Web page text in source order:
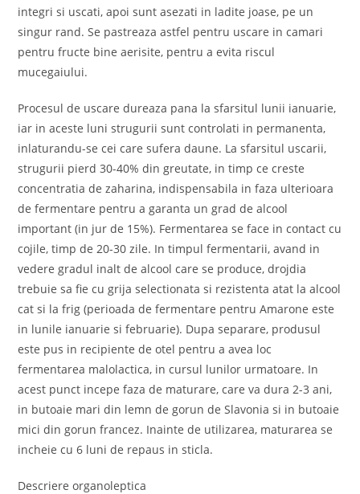
integri si uscati, apoi sunt asezati in ladite joase, pe un
singur rand. Se pastreaza astfel pentru uscare in camari
pentru fructe bine aerisite, pentru a evita riscul
mucegaiului.
Procesul de uscare dureaza pana la sfarsitul lunii ianuarie,
iar in aceste luni strugurii sunt controlati in permanenta,
inlaturandu-se cei care sufera daune. La sfarsitul uscarii,
strugurii pierd 30-40% din greutate, in timp ce creste
concentratia de zaharina, indispensabila in faza ulterioara
de fermentare pentru a garanta un grad de alcool
important (in jur de 15%). Fermentarea se face in contact cu
cojile, timp de 20-30 zile. In timpul fermentarii, avand in
vedere gradul inalt de alcool care se produce, drojdia
trebuie sa fie cu grija selectionata si rezistenta atat la alcool
cat si la frig (perioada de fermentare pentru Amarone este
in lunile ianuarie si februarie). Dupa separare, produsul
este pus in recipiente de otel pentru a avea loc
fermentarea malolactica, in cursul lunilor urmatoare. In
acest punct incepe faza de maturare, care va dura 2-3 ani,
in butoaie mari din lemn de gorun de Slavonia si in butoaie
mici din gorun francez. Inainte de utilizarea, maturarea se
incheie cu 6 luni de repaus in sticla.
Descriere organoleptica